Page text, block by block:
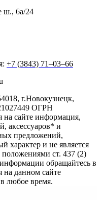
ш., 6а/24
+7 (3843) 71‒03‒66
г.Новокузнецк,
ОГРН
на сайте информация,
аксессуаров* и
предложений,
характер и не является
ст. 437 (2)
обращайтесь в
данном сайте
любое время.